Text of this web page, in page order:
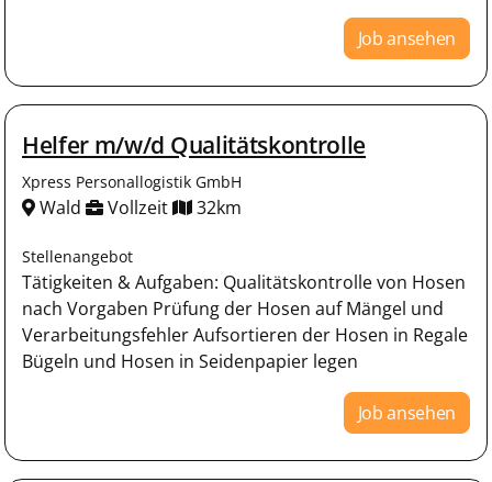
Job ansehen
Helfer m/w/d Qualitätskontrolle
Xpress Personallogistik GmbH
Wald Vollzeit 32km
Stellenangebot
Tätigkeiten & Aufgaben: Qualitätskontrolle von Hosen
nach Vorgaben Prüfung der Hosen auf Mängel und
Verarbeitungsfehler Aufsortieren der Hosen in Regale
Bügeln und Hosen in Seidenpapier legen
Job ansehen